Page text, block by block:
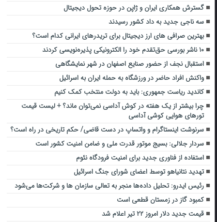
گسترش همکاری ایران و ژاپن در حوزه تحول دیجیتال
سه ناجی جدید به داد کشور رسیدند
بهترین صرافی های ارز دیجیتال برای تریدرهای ایرانی کدام است؟
۱۰ ناشر بورسی حق‌تقدم خود را الکترونیکی پذیره‌نویسی کردند
استقبال نجف از حضور صنایع اصفهان در شهر نمایشگاهی
واکنش افراد حاضر در ورزشگاه به حمله ایران به اسرائیل
کاندید ریاست جمهوری: باید به دولت منتخب کمک کنیم
چرا بیشتر از یک هفته در کوش آداسی نمی‌توان ماند؟ + لیست قیمت
تورهای هوایی کوشی آداسی
سرنوشت اینستاگرام و واتساپ در دست قاضی/ حکم تاریخی در راه است؟
سردار جلالی: بسیج موتور قدرت ملی و ضامن امنیت کشور است
استفاده از فناوری جدید برای امنیت فرودگاه نئوم
تهدید نتانیاهو توسط اعضای شورای جنگ اسرائیل
رئیس ایدرو: تحلیل ‌داده‌ها منجر به تعالی سازمان ها و شرکت‌ها می‌شود
کمبود گاز در زمستان قطعی است
قیمت جدید دلار امروز ۲۲ تیر اعلام شد